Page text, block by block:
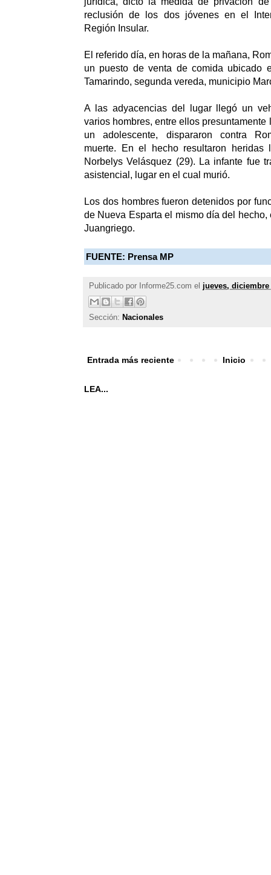
reclusión de los dos jóvenes en el
Región Insular.
El referido día, en horas de la mañana,
un puesto de venta de comida ubicado
Tamarindo, segunda vereda, municipio
A las adyacencias del lugar llegó un
varios hombres, entre ellos presuntamente
un adolescente, dispararon contra
muerte. En el hecho resultaron
Norbelys Velásquez (29). La infante fue
asistencial, lugar en el cual murió.
Los dos hombres fueron detenidos por
de Nueva Esparta el mismo día del
Juangriego.
FUENTE: Prensa MP
Publicado por Informe25.com el jueves, diciembre
Sección: Nacionales
Entrada más reciente Inicio
LEA...